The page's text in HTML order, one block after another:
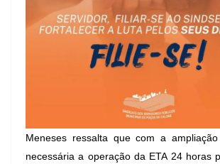
Meneses ressalta que com a
necessária a operação da ETA 24 horas